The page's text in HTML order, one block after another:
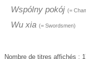
Wspólny pokój (=
Wu xia (= Swordsmen)
Nombre de titres affichés :